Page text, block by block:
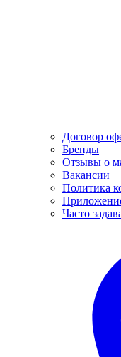
Договор
Бренды
Отзывы о
Вакансии
Политика
Часто